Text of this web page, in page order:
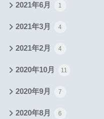
2021年6月 1
2021年3月 4
2021年2月 4
2020年10月 11
2020年9月 7
2020年8月 6